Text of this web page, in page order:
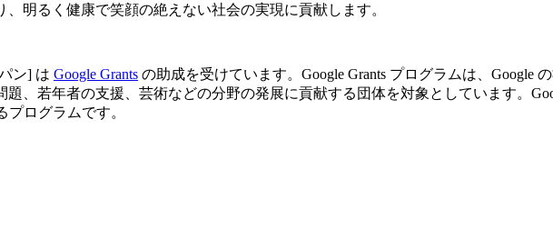
明るく健康で笑顔の絶えない社会の実現に貢献します。
ン] は Google Grants の助成を受けています。Google Grants プログラムは、
、若年者の支援、芸術などの分野の発展に貢献する団体を対象としています。
プログラムです。